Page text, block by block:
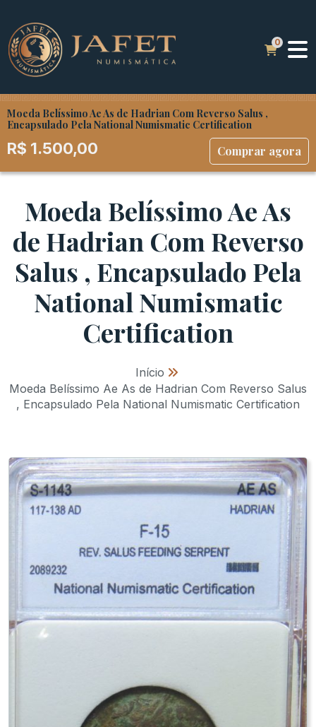
Moeda Belíssimo Ae As de Hadrian Com Reverso Salus ,
Encapsulado Pela National Numismatic Certification
R$ 1.500,00 Comprar agora
Moeda Belíssimo Ae As
de Hadrian Com Reverso
Salus , Encapsulado Pela
National Numismatic
Certification
Início »
Moeda Belíssimo Ae As de Hadrian Com Reverso Salus
, Encapsulado Pela National Numismatic Certification